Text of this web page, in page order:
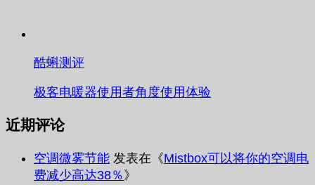
酷蝌测评
极客电暖器使用者角度使用体验
近期评论
空调微雾节能 发表在《Mistbox可以将你的空调电
费减少高达38％ 》